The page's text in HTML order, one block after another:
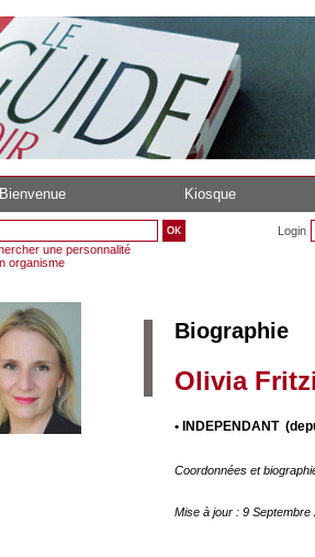
Bienvenue Kiosque
une personnalité
organisme
Login
Biographie
Olivia
• INDEPENDANT
Coordonnées et
Mise à jour : 9